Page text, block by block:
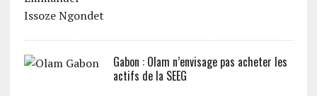
Gabon : Olam n’envisage pas acheter les
actifs de la SEEG